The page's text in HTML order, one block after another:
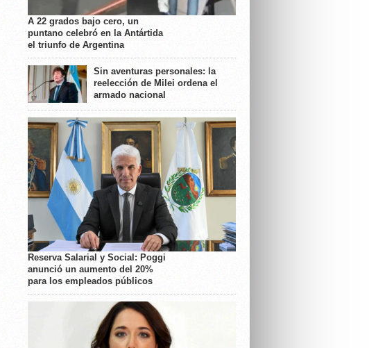
A 22 grados bajo cero, un
puntano celebró en la Antártida
el triunfo de Argentina
Sin aventuras personales: la
reelección de Milei ordena el
armado nacional
Reserva Salarial y Social: Poggi
anunció un aumento del 20%
para los empleados públicos